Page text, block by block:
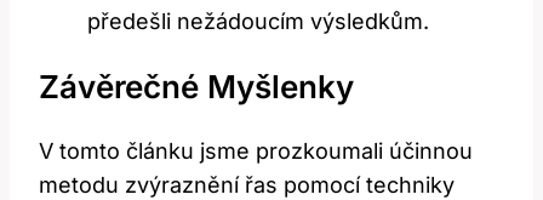
předešli nežádoucím výsledkům.
Závěrečné Myšlenky
V tomto článku ⁤jsme ​prozkoumali účinnou
⁣metodu zvýraznění řas pomocí techniky